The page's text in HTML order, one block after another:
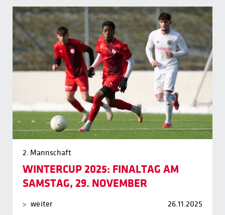
2. Mannschaft
WINTERCUP 2025: FINALTAG AM
SAMSTAG, 29. NOVEMBER
weiter 26.11.2025